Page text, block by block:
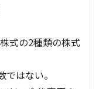
式の2種類の株式
はない。